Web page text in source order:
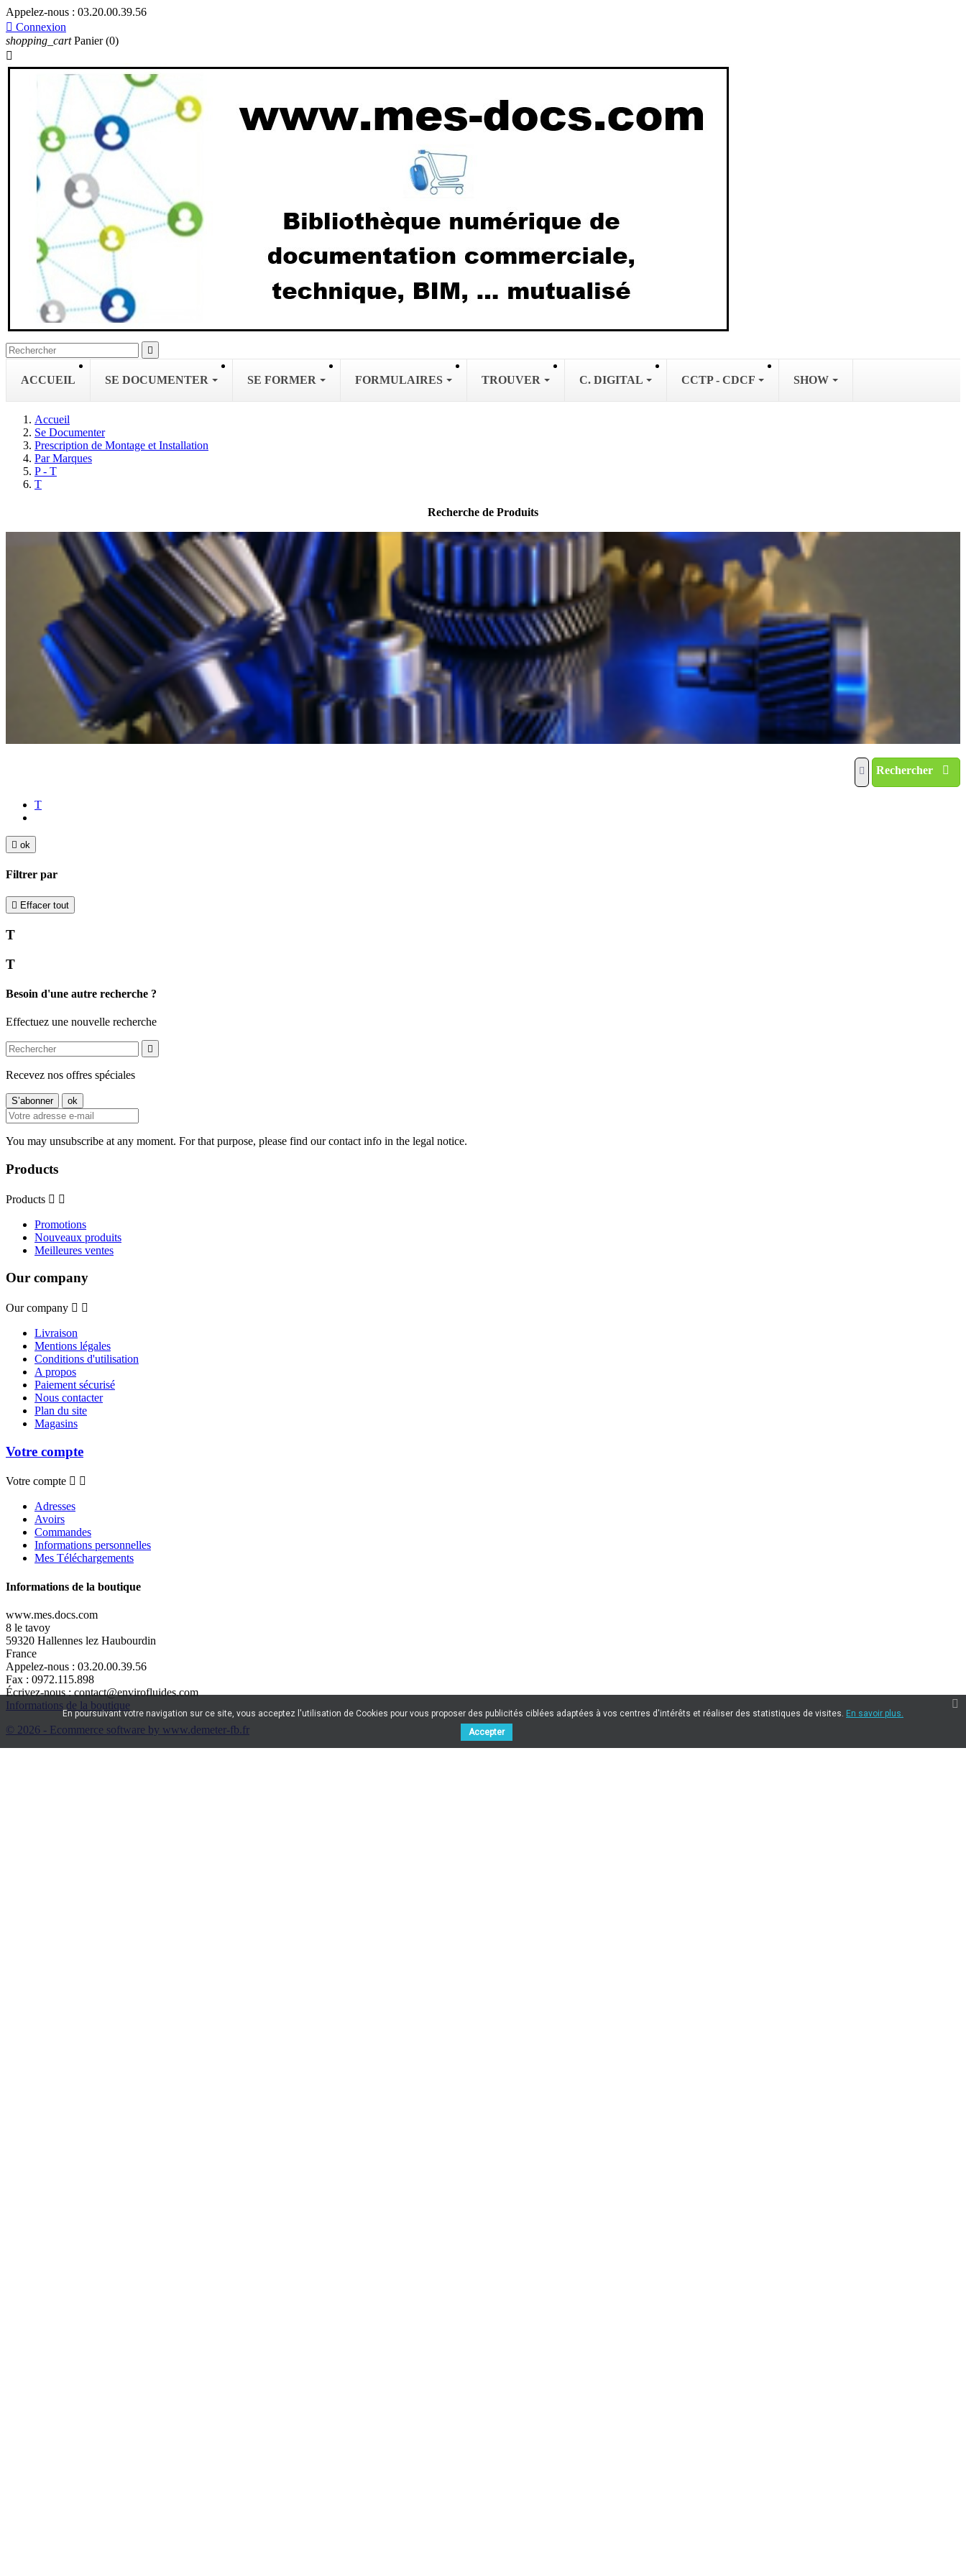
Appelez-nous : 03.20.00.39.56
 Connexion
shopping_cart Panier (0)


ACCUEIL SE DOCUMENTER SE FORMER FORMULAIRES TROUVER C. DIGITAL CCTP - CDCF SHOW
Accueil
Se Documenter
Prescription de Montage et Installation
Par Marques
P - T
T
Recherche de Produits
Rechercher
T
 ok
Filtrer par
 Effacer tout
T
T
Besoin d'une autre recherche ?
Effectuez une nouvelle recherche

Recevez nos offres spéciales
You may unsubscribe at any moment. For that purpose, please find our contact info in the legal notice.
Products
Products  
Promotions
Nouveaux produits
Meilleures ventes
Our company
Our company  
Livraison
Mentions légales
Conditions d'utilisation
A propos
Paiement sécurisé
Nous contacter
Plan du site
Magasins
Votre compte
Votre compte  
Adresses
Avoirs
Commandes
Informations personnelles
Mes Téléchargements
Informations de la boutique
www.mes.docs.com
8 le tavoy
59320 Hallennes lez Haubourdin
France
Appelez-nous : 03.20.00.39.56
Fax : 0972.115.898
Écrivez-nous :contact@envirofluides.com
Informations de la boutique
© 2026 - Ecommerce software by www.demeter-fb.fr
En poursuivant votre navigation sur ce site, vous acceptez l'utilisation de Cookies pour vous proposer des publicités ciblées adaptées à vos centres d'intérêts et réaliser des statistiques de visites. En savoir plus.
Accepter